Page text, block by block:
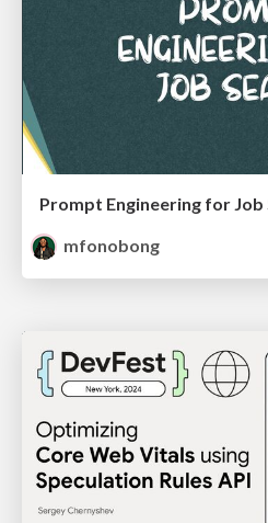
Prompt Engineering for Job
mfonobong